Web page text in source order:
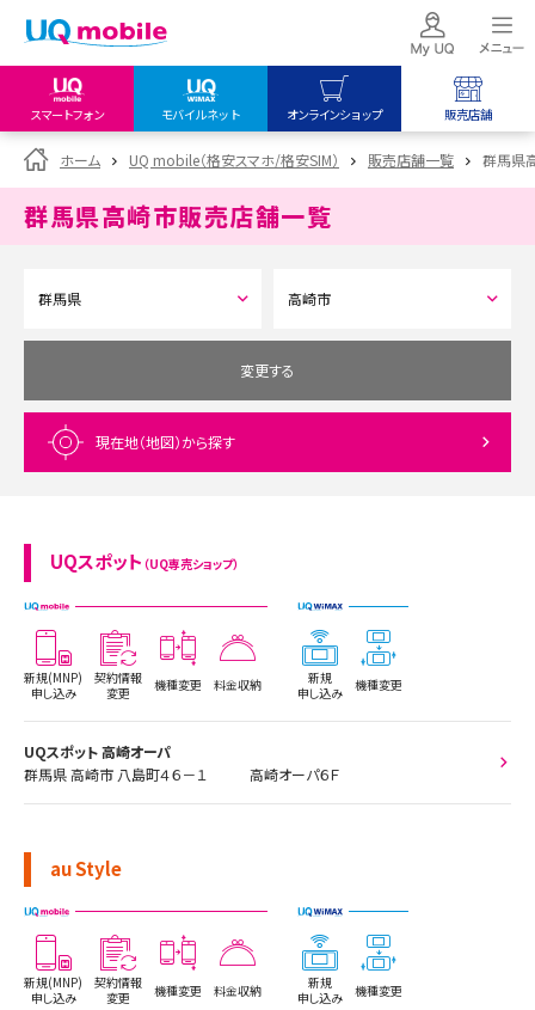
スマートフォン モバイルネット オンラインショップ 販売店舗
my UQ WiMAX
UQ WiMAX ご契約の方
My UQ mobile
データチャージサイト
UQ mobile
オンラインショップ
UQ WiMAX
UQ mobile
販売店舗
UQ WiMAX
ホーム UQ mobile（格安スマホ/格安SIM） 販売店舗一覧 群馬県
群馬県高崎市販売店舗一覧
変更する
現在地（地図）から探す
UQスポット （UQ専売ショップ）
新規(MNP)
申し込み
契約情報
変更
機種変更 料金収納
新規
申し込み
機種変更
UQスポット 高崎オーパ
群馬県 高崎市 八島町４６－１ 高崎オーパ６Ｆ
au Style
新規(MNP)
申し込み
契約情報
変更
機種変更 料金収納
新規
申し込み
機種変更